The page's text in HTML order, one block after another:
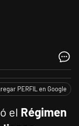
PERFIL en Google
el Régimen